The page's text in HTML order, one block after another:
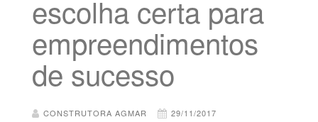
escolha certa para
empreendimentos
de sucesso
CONSTRUTORA AGMAR
29/11/2017